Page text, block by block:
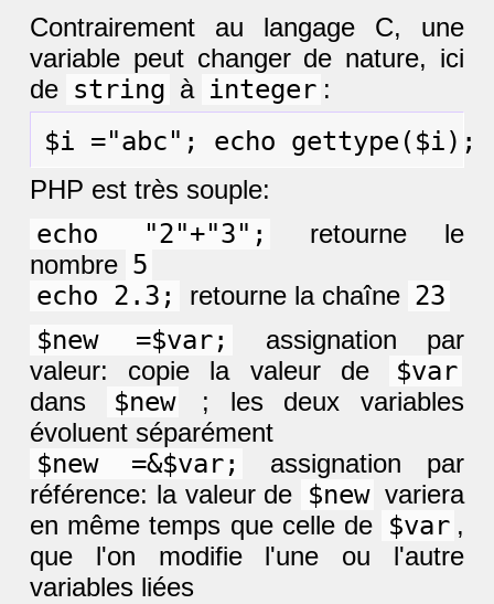
Contrairement au langage C, une
variable peut changer de nature, ici
de string à integer :
PHP est très souple:
echo "2"+"3";
retourne le
nombre 5
echo 2.3;
retourne la chaîne 23
$new =$var;
assignation par
valeur: copie la valeur de
$var
dans $new
; les deux variables
évoluent séparément
$new =&$var;
assignation par
référence: la valeur de $new variera
en même temps que celle de $var ,
que l'on modifie l'une ou l'autre
variables liées